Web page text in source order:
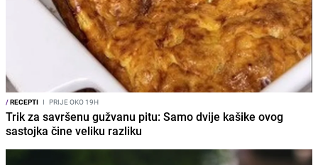
/RECEPTI I PRIJE OKO 19H
Trik za savršenu gužvanu pitu: Samo dvije kašike ovog
sastojka čine veliku razliku